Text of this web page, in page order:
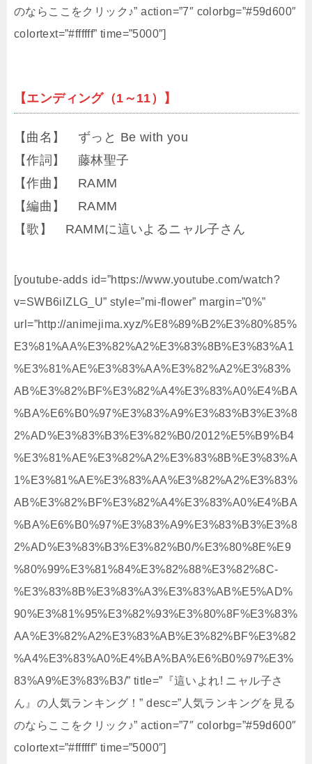
のならここをクリック♪” action=”7″ colorbg=”#59d600″
colortext=”#ffffff” time=”5000″]
【エンディング（1～11）】
【曲名】 ずっと Be with you
【作詞】 藤林聖子
【作曲】 RAMM
【編曲】 RAMM
【歌】 RAMMに這いよるニャル子さん
[youtube-adds id=”https://www.youtube.com/watch?
v=SWB6ilZLG_U” style=”mi-flower” margin=”0%”
url=”http://animejima.xyz/%E8%89%B2%E3%80%85%
E3%81%AA%E3%82%A2%E3%83%8B%E3%83%A1
%E3%81%AE%E3%83%AA%E3%82%A2%E3%83%
AB%E3%82%BF%E3%82%A4%E3%83%A0%E4%BA
%BA%E6%B0%97%E3%83%A9%E3%83%B3%E3%8
2%AD%E3%83%B3%E3%82%B0/2012%E5%B9%B4
%E3%81%AE%E3%82%A2%E3%83%8B%E3%83%A
1%E3%81%AE%E3%83%AA%E3%82%A2%E3%83%
AB%E3%82%BF%E3%82%A4%E3%83%A0%E4%BA
%BA%E6%B0%97%E3%83%A9%E3%83%B3%E3%8
2%AD%E3%83%B3%E3%82%B0/%E3%80%8E%E9
%80%99%E3%81%84%E3%82%88%E3%82%8C-
%E3%83%8B%E3%83%A3%E3%83%AB%E5%AD%
90%E3%81%95%E3%82%93%E3%80%8F%E3%83%
AA%E3%82%A2%E3%83%AB%E3%82%BF%E3%82
%A4%E3%83%A0%E4%BA%BA%E6%B0%97%E3%
83%A9%E3%83%B3/” title=”『這いよれ! ニャル子さ
ん』の人気ランキング！” desc=”人気ランキングを見る
のならここをクリック♪” action=”7″ colorbg=”#59d600″
colortext=”#ffffff” time=”5000″]